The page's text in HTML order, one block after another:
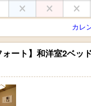
カレ
ォート】和洋室2ベッ